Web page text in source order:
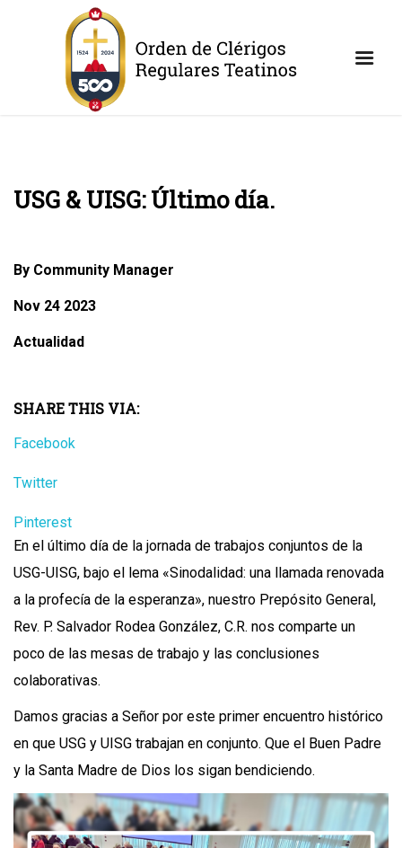
USG & UISG: Último día.
By Community Manager
Nov 24 2023
Actualidad
SHARE THIS VIA:
Facebook
Twitter
Pinterest
En el último día de la jornada de trabajos conjuntos de la
USG-UISG, bajo el lema «Sinodalidad: una llamada renovada
a la profecía de la esperanza», nuestro Prepósito General,
Rev. P. Salvador Rodea González, C.R. nos comparte un
poco de las mesas de trabajo y las conclusiones
colaborativas.
Damos gracias a Señor por este primer encuentro histórico
en que USG y UISG trabajan en conjunto. Que el Buen Padre
y la Santa Madre de Dios los sigan bendiciendo.